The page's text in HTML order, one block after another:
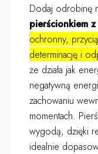
Dodaj odrobinę
pierścionkiem
ochronny,
determinację i
że działa jak
negatywną
zachowaniu
momentach.
wygodą, dzięki
idealnie